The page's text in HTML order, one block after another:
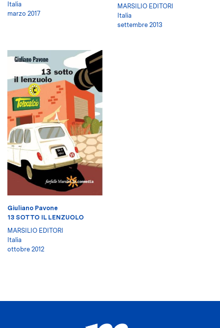
Italia
marzo 2017
MARSILIO EDITORI
Italia
settembre 2013
Giuliano Pavone
13 SOTTO IL LENZUOLO
MARSILIO EDITORI
Italia
ottobre 2012